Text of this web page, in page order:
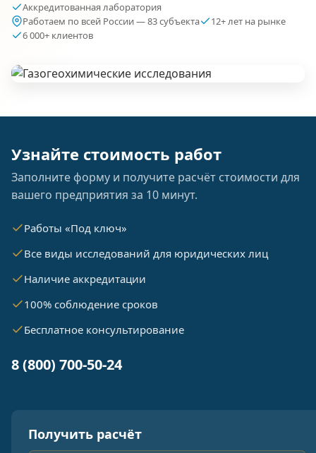
Аккредитованная лаборатория
Работаем по всей России — 83 субъекта
12+ лет на рынке
6 000+ клиентов
Узнайте стоимость работ
Заполните форму и получите расчёт стоимости для
вашего предприятия за 10 минут.
Работы «Под ключ»
Все виды исследований для юридических лиц
Наличие аккредитации
100% соблюдение сроков
Бесплатное консультирование
8 (800) 700-50-24
Получить расчёт